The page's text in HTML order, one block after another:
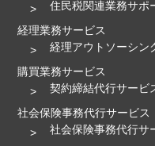
住民税関連業務サポ
経理業務サービス
経理アウトソーシン
購買業務サービス
契約締結代行サービ
社会保険事務代行サービス
社会保険事務代行サ